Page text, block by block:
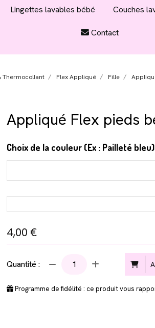
Lingettes lavables bébé Couches
Contact
Thermocollant Flex Appliqué Fille
Appliqué Flex pieds
Choix de la couleur (Ex : Pailleté
4,00 €
Quantité :
Programme de fidélité : ce produit vous